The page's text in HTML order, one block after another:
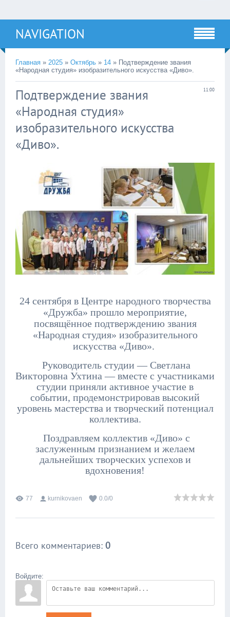
NAVIGATION
Главная » 2025 » Октябрь » 14 » Подтверждение звания
«Народная студия» изобразительного искусства «Диво».
11:00
Подтверждение звания
«Народная студия»
изобразительного искусства
«Диво».
24 сентября в Центре народного творчества
«Дружба» прошло мероприятие,
посвящённое подтверждению звания
«Народная студия» изобразительного
искусства «Диво».
Руководитель студии — Светлана
Викторовна Ухтина — вместе с участниками
студии приняли активное участие в
событии, продемонстрировав высокий
уровень мастерства и творческий потенциал
коллектива.
Поздравляем коллектив «Диво» с
заслуженным признанием и желаем
дальнейших творческих успехов и
вдохновения!
77 kurnikovaen 0.0/0
Всего комментариев: 0
Войдите: